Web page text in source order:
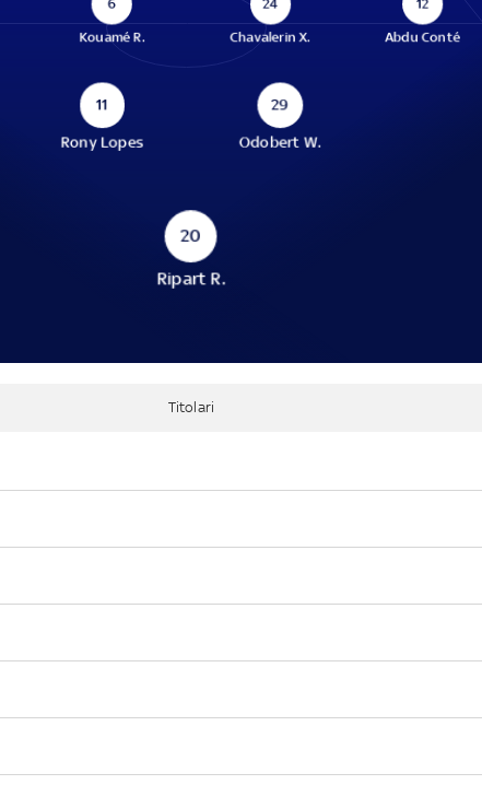
6
Kouamé R.
24
Chavalerin X.
12
Abdu Conté
29
Odobert W.
11
Rony Lopes
20
Ripart R.
Titolari